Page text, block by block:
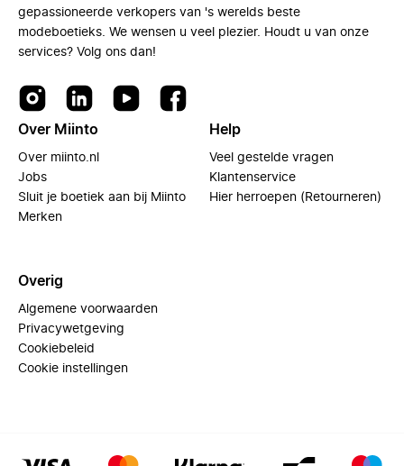
gepassioneerde verkopers van 's werelds beste
modeboetieks. We wensen u veel plezier. Houdt u van onze
services? Volg ons dan!
Over Miinto
Over miinto.nl
Jobs
Sluit je boetiek aan bij Miinto
Merken
Help
Veel gestelde vragen
Klantenservice
Hier herroepen (Retourneren)
Overig
Algemene voorwaarden
Privacywetgeving
Cookiebeleid
Cookie instellingen